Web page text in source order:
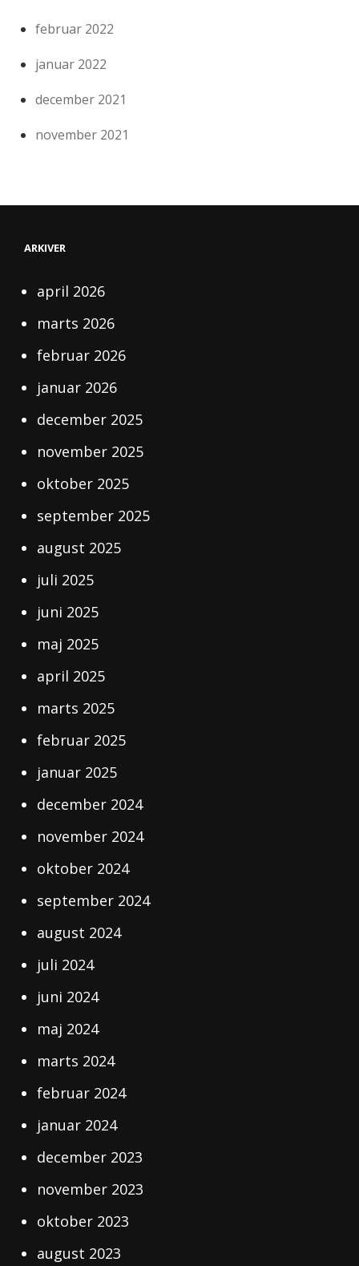
februar 2022
januar 2022
december 2021
november 2021
ARKIVER
april 2026
marts 2026
februar 2026
januar 2026
december 2025
november 2025
oktober 2025
september 2025
august 2025
juli 2025
juni 2025
maj 2025
april 2025
marts 2025
februar 2025
januar 2025
december 2024
november 2024
oktober 2024
september 2024
august 2024
juli 2024
juni 2024
maj 2024
marts 2024
februar 2024
januar 2024
december 2023
november 2023
oktober 2023
august 2023